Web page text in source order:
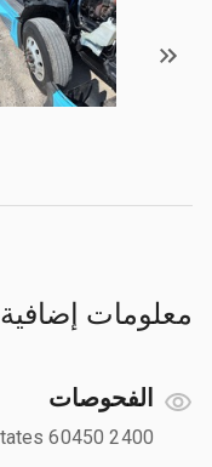
معلومات إضافية
الفحوصات
2400 Ritchie Rd, Morris, IL, United States 60450